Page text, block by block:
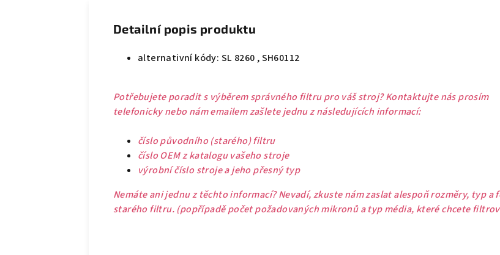
Detailní popis produktu
alternativní kódy: SL 8260 , SH60112
Potřebujete poradit s výběrem správného filtru pro váš stroj? Kontaktujte nás prosím
telefonicky nebo nám emailem zašlete jednu z následujících informací:
číslo původního (starého) filtru
číslo OEM z katalogu vašeho stroje
výrobní číslo stroje a jeho přesný typ
Nemáte ani jednu z těchto informací? Nevadí, zkuste nám zaslat alespoň rozměry, typ a
starého filtru. (popřípadě počet požadovaných mikronů a typ média, které chcete